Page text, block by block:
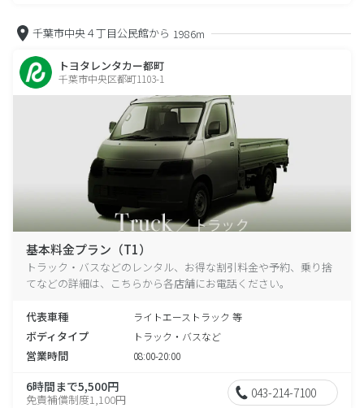
千葉市中央４丁目公民館から 1986m
トヨタレンタカー都町
千葉市中央区都町1103-1
基本料金プラン（T1）
トラック・バスなどのレンタル、お得な割引料金や予約、乗り捨
てなどの詳細は、こちらから各店舗にお電話ください。
代表車種 ライトエーストラック 等
ボディタイプ トラック・バスなど
営業時間 08:00-20:00
6時間まで5,500円
免責補償制度1,100円 043-214-7100